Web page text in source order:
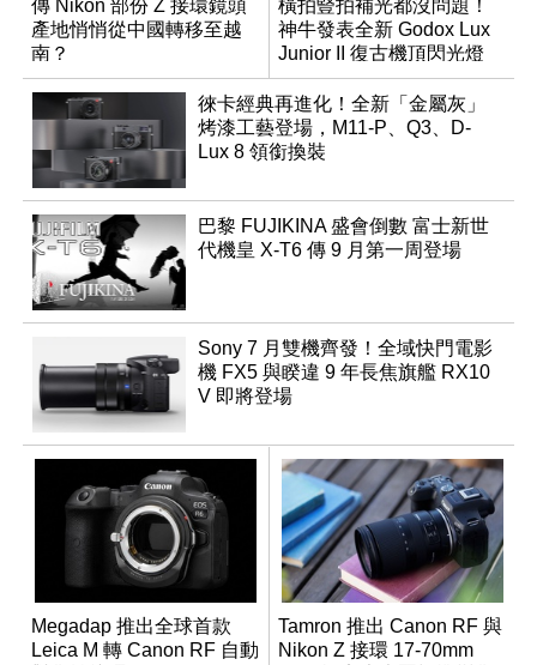
傳 Nikon 部份 Z 接環鏡頭
產地悄悄從中國轉移至越
南？
橫拍豎拍補光都沒問題！
神牛發表全新 Godox Lux
Junior II 復古機頂閃光燈
徠卡經典再進化！全新「金屬灰」
烤漆工藝登場，M11-P、Q3、D-
Lux 8 領銜換裝
巴黎 FUJIKINA 盛會倒數 富士新世
代機皇 X-T6 傳 9 月第一周登場
Sony 7 月雙機齊發！全域快門電影
機 FX5 與睽違 9 年長焦旗艦 RX10
V 即將登場
Megadap 推出全球首款
Leica M 轉 Canon RF 自動
Tamron 推出 Canon RF 與
Nikon Z 接環 17-70mm